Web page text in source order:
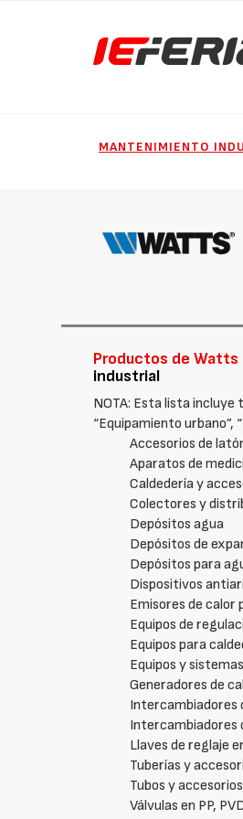
MANTENIMIENTO
Productos de Watts
industrial
NOTA: Esta lista incluye
“Equipamiento urbano”,
Accesorios de
Aparatos de
Caldedería y
Colectores y
Depósitos agua
Depósitos de
Depósitos para
Dispositivos
Emisores de calor
Equipos de
Equipos para
Equipos y
Generadores de
Intercambiadores
Intercambiadores
Llaves de reglaje
Tuberías y
Tubos y
Válvulas en PP,